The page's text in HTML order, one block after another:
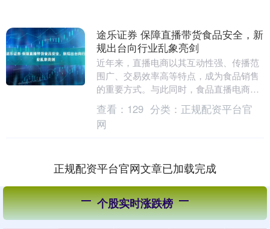
途乐证券 保障直播带货食品安全，新
规出台向行业乱象亮剑
近年来，直播电商以其互动性强、传播范
围广、交易效率高等特点，成为食品销售
的重要方式。与此同时，食品直播电商领
域虚假宣传、假冒伪劣等乱象也逐渐增
多，如何规范这个市....
查看： 129 分类： 正规配资平台官
网
正规配资平台官网文章已加载完成
个股实时涨跌榜